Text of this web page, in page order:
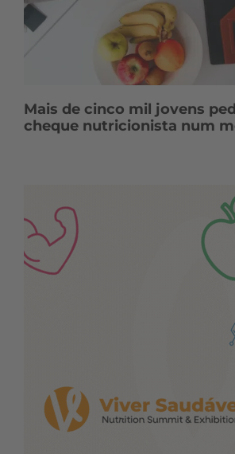
Mais de cinco mil jovens
cheque nutricionista num